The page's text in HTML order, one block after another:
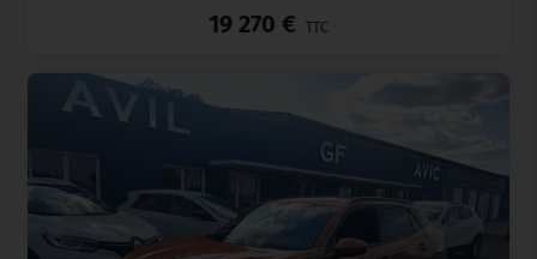
19 270 € TTC